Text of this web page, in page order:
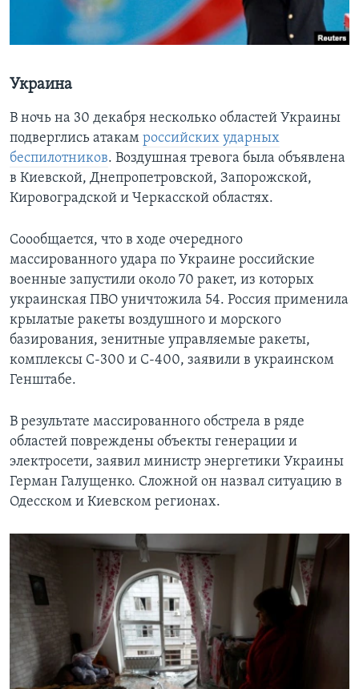
Украина
В ночь на 30 декабря несколько областей Украины
подверглись атакам российских ударных
беспилотников. Воздушная тревога была объявлена
в Киевской, Днепропетровской, Запорожской,
Кировоградской и Черкасской областях.
Соообщается, что в ходе очередного
массированного удара по Украине российские
военные запустили около 70 ракет, из которых
украинская ПВО уничтожила 54. Россия применила
крылатые ракеты воздушного и морского
базирования, зенитные управляемые ракеты,
комплексы С-300 и С-400, заявили в украинском
Генштабе.
В результате массированного обстрела в ряде
областей повреждены объекты генерации и
электросети, заявил министр энергетики Украины
Герман Галущенко. Сложной он назвал ситуацию в
Одесском и Киевском регионах.